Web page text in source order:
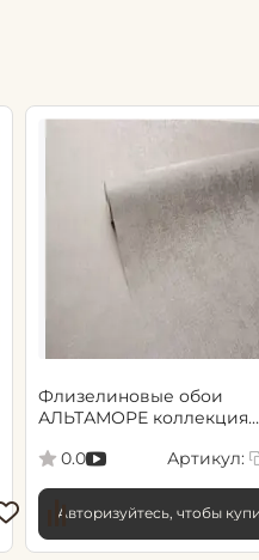
Флизелиновые обои
АЛЬТАМОРЕ коллекция
0.0
Артикул:
Авторизуйтесь, чтобы